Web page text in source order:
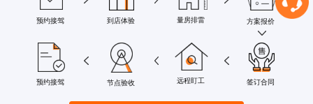
预约接驾 到店体验 量房排雷 方案报价
预约接驾 节点验收 远程盯工 签订合同